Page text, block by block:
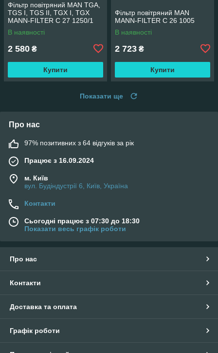
Фільтр повітряний MAN TGA,
TGS I, TGS II, TGX I, TGX
MANN-FILTER C 27 1250/1
В наявності
2 580 ₴
Купити
Фільтр повітряний MAN
MANN-FILTER C 26 1005
В наявності
2 723 ₴
Купити
Показати ще
Про нас
97% позитивних з 64 відгуків за рік
Працює з 16.09.2024
м. Київ
вул. Будіндустрії 6, Київ, Україна
Контакти
Сьогодні працює з 07:30 до 18:30
Показати весь графік роботи
Про нас
Контакти
Доставка та оплата
Графік роботи